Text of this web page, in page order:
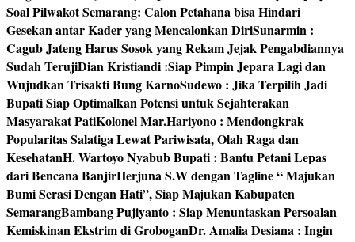
Soal Pilwakot Semarang: Calon Petahana bisa Hindari
Gesekan antar Kader yang Mencalonkan DiriSunarmin :
Cagub Jateng Harus Sosok yang Rekam Jejak Pengabdiannya
Sudah TerujiDian Kristiandi :Siap Pimpin Jepara Lagi dan
Wujudkan Trisakti Bung KarnoSudewo : Jika Terpilih Jadi
Bupati Siap Optimalkan Potensi untuk Sejahterakan
Masyarakat PatiKolonel Mar.Hariyono : Mendongkrak
Popularitas Salatiga Lewat Pariwisata, Olah Raga dan
KesehatanH. Wartoyo Nyabub Bupati : Bantu Petani Lepas
dari Bencana BanjirHerjuna S.W dengan Tagline “ Majukan
Bumi Serasi Dengan Hati”, Siap Majukan Kabupaten
SemarangBambang Pujiyanto : Siap Menuntaskan Persoalan
Kemiskinan Ekstrim di GroboganDr. Amalia Desiana : Ingin